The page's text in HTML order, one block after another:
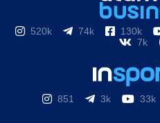
520k 74k 130k
7k
851 3k 33k